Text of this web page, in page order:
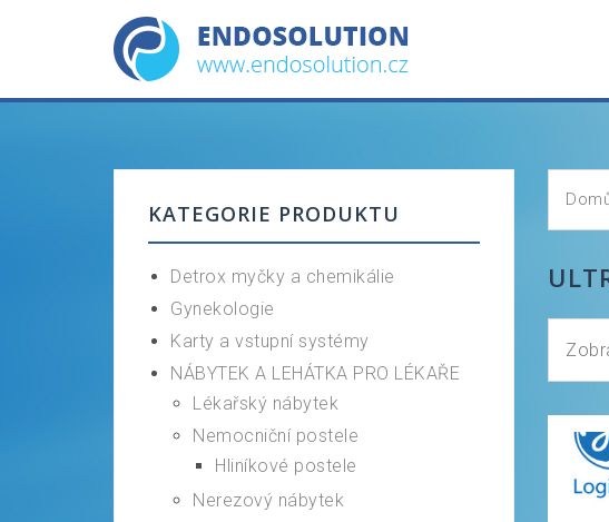
KATEGORIE PRODUKTU
Detrox myčky a chemikálie
Gynekologie
Karty a vstupní systémy
NÁBYTEK A LEHÁTKA PRO LÉKAŘE
Lékařský nábytek
Nemocniční postele
Hliníkové postele
Nerezový nábytek